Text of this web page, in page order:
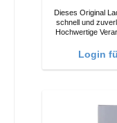
Dieses Original
schnell und
Hochwertige Verarbeitung Anschlüsse:
Login